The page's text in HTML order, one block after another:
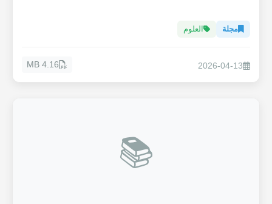
مجلة العلوم
2026-04-13
4.16 MB
📚